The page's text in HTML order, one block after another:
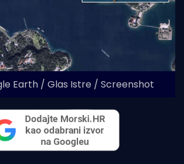
Earth / Glas Istre / Screenshot